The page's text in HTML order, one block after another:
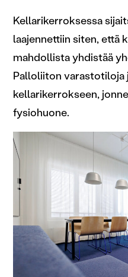
Kellarikerroksessa
laajennettiin siten, että
mahdollista yhdistää
Palloliiton varastotiloja
kellarikerrokseen,
fysiohuone.